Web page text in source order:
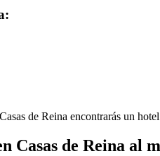
de Reina encontrarás un
Casas de Reina al